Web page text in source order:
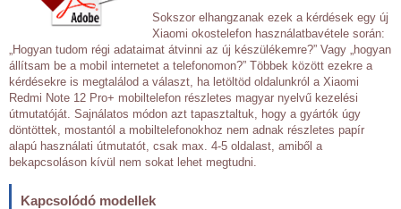
Sokszor elhangzanak ezek a kérdések egy új
Xiaomi okostelefon használatbavétele során:
„Hogyan tudom régi adataimat átvinni az új készülékemre?” Vagy „hogyan
állítsam be a mobil internetet a telefonomon?” Többek között ezekre a
kérdésekre is megtalálod a választ, ha letöltöd oldalunkról a Xiaomi
Redmi Note 12 Pro+ mobiltelefon részletes magyar nyelvű kezelési
útmutatóját. Sajnálatos módon azt tapasztaltuk, hogy a gyártók úgy
döntöttek, mostantól a mobiltelefonokhoz nem adnak részletes papír
alapú használati útmutatót, csak max. 4-5 oldalast, amiből a
bekapcsoláson kívül nem sokat lehet megtudni.
Kapcsolódó modellek